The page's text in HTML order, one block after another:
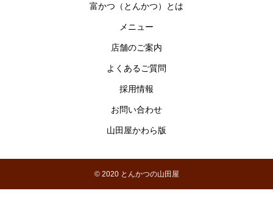
富かつ（とんかつ）とは
メニュー
店舗のご案内
よくあるご質問
採用情報
お問い合わせ
山田屋かわら版
© 2020 とんかつの山田屋